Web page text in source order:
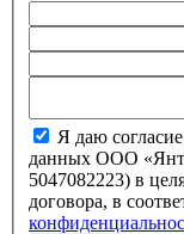
Я даю
данных ООО
5047082223) в целях обработки запроса и заключение
договора, в